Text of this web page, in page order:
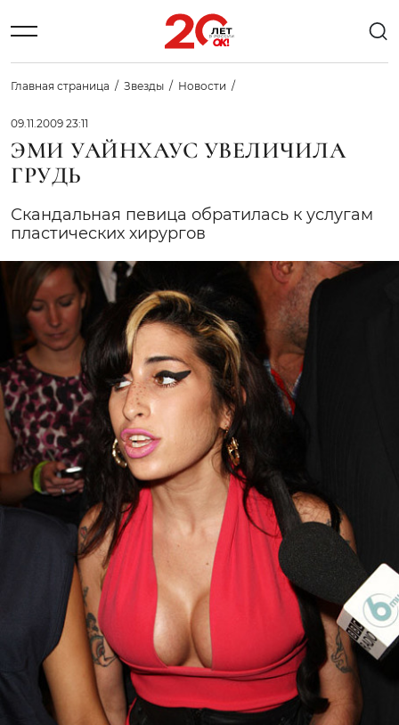
Главная страница Звезды Новости
09.11.2009 23:11
ЭМИ УАЙНХАУС УВЕЛИЧИЛА
ГРУДЬ
Скандальная певица обратилась к услугам
пластических хирургов